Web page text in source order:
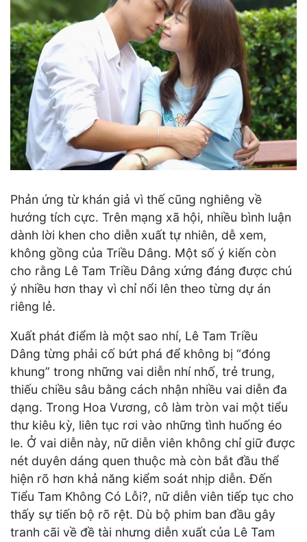
Phản ứng từ khán giả vì thế cũng nghiêng về
hướng tích cực. Trên mạng xã hội, nhiều bình luận
dành lời khen cho diễn xuất tự nhiên, dễ xem,
không gồng của Triều Dâng. Một số ý kiến còn
cho rằng Lê Tam Triều Dâng xứng đáng được chú
ý nhiều hơn thay vì chỉ nổi lên theo từng dự án
riêng lẻ.
Xuất phát điểm là một sao nhí, Lê Tam Triều
Dâng từng phải cố bứt phá để không bị “đóng
khung” trong những vai diễn nhí nhố, trẻ trung,
thiếu chiều sâu bằng cách nhận nhiều vai diễn đa
dạng. Trong Hoa Vương, cô làm tròn vai một tiểu
thư kiêu kỳ, liên tục rơi vào những tình huống éo
le. Ở vai diễn này, nữ diễn viên không chỉ giữ được
nét duyên dáng quen thuộc mà còn bắt đầu thể
hiện rõ hơn khả năng kiểm soát nhịp diễn. Đến
Tiểu Tam Không Có Lỗi?, nữ diễn viên tiếp tục cho
thấy sự tiến bộ rõ rệt. Dù bộ phim ban đầu gây
tranh cãi về đề tài nhưng diễn xuất của Lê Tam